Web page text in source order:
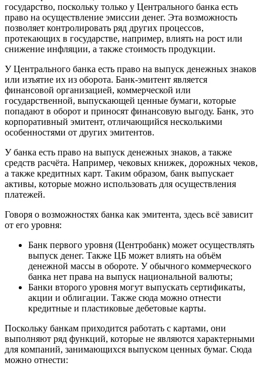
государство, поскольку только у Центрального банка есть
право на осуществление эмиссии денег. Эта возможность
позволяет контролировать ряд других процессов,
протекающих в государстве, например, влиять на рост или
снижение инфляции, а также стоимость продукции.
У Центрального банка есть право на выпуск денежных знаков
или изъятие их из оборота. Банк-эмитент является
финансовой организацией, коммерческой или
государственной, выпускающей ценные бумаги, которые
попадают в оборот и приносят финансовую выгоду. Банк, это
корпоративный эмитент, отличающийся несколькими
особенностями от других эмитентов.
У банка есть право на выпуск денежных знаков, а также
средств расчёта. Например, чековых книжек, дорожных чеков,
а также кредитных карт. Таким образом, банк выпускает
активы, которые можно использовать для осуществления
платежей.
Говоря о возможностях банка как эмитента, здесь всё зависит
от его уровня:
Банк первого уровня (Центробанк) может осуществлять
выпуск денег. Также ЦБ может влиять на объём
денежной массы в обороте. У обычного коммерческого
банка нет права на выпуск национальной валюты;
Банки второго уровня могут выпускать сертификаты,
акции и облигации. Также сюда можно отнести
кредитные и пластиковые дебетовые карты.
Поскольку банкам приходится работать с картами, они
выполняют ряд функций, которые не являются характерными
для компаний, занимающихся выпуском ценных бумаг. Сюда
можно отнести: